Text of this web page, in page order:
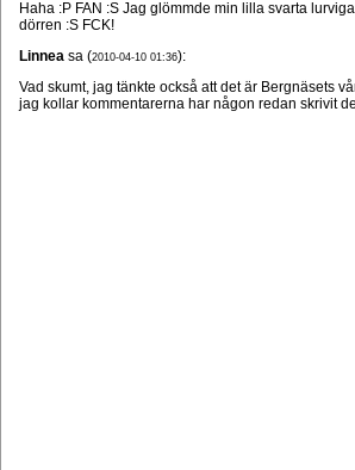
Haha :P FAN :S Jag glömmde min lilla svarta
dörren :S FCK!
Linnea sa (2010-04-10 01:36):
Vad skumt, jag tänkte också att det är Bergnäsets
jag kollar kommentarerna har någon redan skrivit